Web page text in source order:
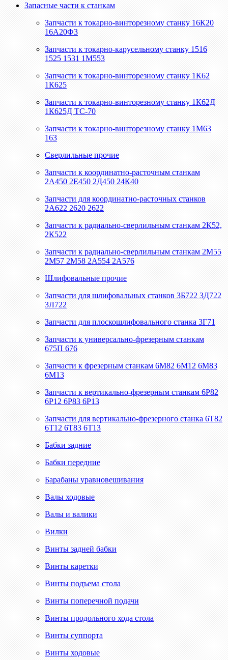
Запасные части к станкам
Запчасти к токарно-винторезному станку 16К20
16А20Ф3
Запчасти к токарно-карусельному станку 1516
1525 1531 1М553
Запчасти к токарно-винторезному станку 1К62
1К625
Запчасти к токарно-винторезному станку 1К62Д
1К625Д ТС-70
Запчасти к токарно-винторезному станку 1М63
163
Сверлильные прочие
Запчасти к координатно-расточным станкам
2А450 2Е450 2Д450 24К40
Запчасти для координатно-расточных станков
2А622 2620 2622
Запчасти к радиально-сверлильным станкам 2К52,
2К522
Запчасти к радиально-сверлильным станкам 2М55
2М57 2М58 2А554 2А576
Шлифовальные прочие
Запчасти для шлифовальных станков 3Б722 3Д722
3Л722
Запчасти для плоскошлифовального станка 3Г71
Запчасти к универсально-фрезерным станкам
675П 676
Запчасти к фрезерным станкам 6М82 6М12 6М83
6М13
Запчасти к вертикально-фрезерным станкам 6Р82
6Р12 6Р83 6Р13
Запчасти для вертикально-фрезерного станка 6Т82
6Т12 6Т83 6Т13
Бабки задние
Бабки передние
Барабаны уравновешивания
Валы ходовые
Валы и валики
Вилки
Винты задней бабки
Винты каретки
Винты подъема стола
Винты поперечной подачи
Винты продольного хода стола
Винты суппорта
Винты ходовые